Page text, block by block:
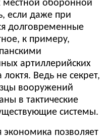
местной оборонной
если даже при
долговременные
к примеру,
артиллерийских
локтя. Ведь не секрет,
вооружений
в тактические
системы.
экономика позволяет